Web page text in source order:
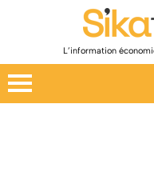
L’information